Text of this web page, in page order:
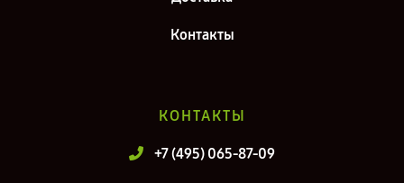
Контакты
КОНТАКТЫ
+7 (495) 065-87-09